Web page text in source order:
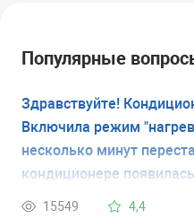
Популярные
Здравствуйте!
Включила режим
несколько минут
кондиционере
индикатор солнышко.
15549 4,4